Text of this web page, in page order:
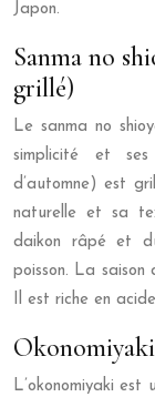
Japon.
Sanma no
grillé)
Le sanma no
simplicité et ses
d’automne) est
naturelle et sa
daikon râpé et
poisson. La saison
Il est riche en
L’okonomiyaki est